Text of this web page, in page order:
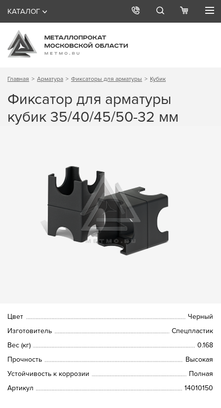
КАТАЛОГ
Главная Арматура Фиксаторы для арматуры Кубик
Фиксатор для арматуры
кубик 35/40/45/50-32 мм
Цвет
Черный
Изготовитель
Спецпластик
Вес (кг)
0.168
Прочность
Высокая
Устойчивость к коррозии
Полная
Артикул
14010150